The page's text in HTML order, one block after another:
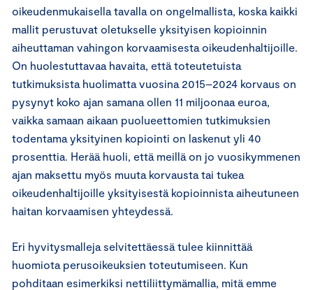
oikeudenmukaisella tavalla on ongelmallista, koska kaikki
mallit perustuvat oletukselle yksityisen kopioinnin
aiheuttaman vahingon korvaamisesta oikeudenhaltijoille.
On huolestuttavaa havaita, että toteutetuista
tutkimuksista huolimatta vuosina 2015–2024 korvaus on
pysynyt koko ajan samana ollen 11 miljoonaa euroa,
vaikka samaan aikaan puolueettomien tutkimuksien
todentama yksityinen kopiointi on laskenut yli 40
prosenttia. Herää huoli, että meillä on jo vuosikymmenen
ajan maksettu myös muuta korvausta tai tukea
oikeudenhaltijoille yksityisestä kopioinnista aiheutuneen
haitan korvaamisen yhteydessä.
Eri hyvitysmalleja selvitettäessä tulee kiinnittää
huomiota perusoikeuksien toteutumiseen. Kun
pohditaan esimerkiksi nettiliittymämallia, mitä emme